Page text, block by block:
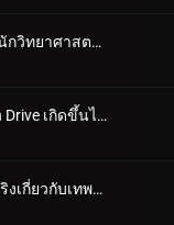
ตอนที่ 40 เหตุใดนักวิทยาศาสตร์ที่มีพรสวรรค์ทั้งสองจึงปะทะกัน?
ตอนที่ 41 Golden Drive เกิดขึ้นได้อย่างไร?
ตอนที่ 42 ความจริงเกี่ยวกับเทพธิดาคืออะไร?